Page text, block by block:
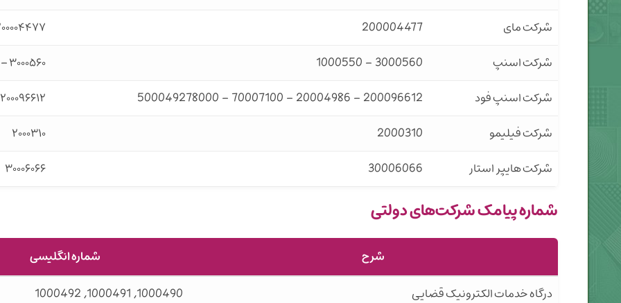
شرکت مای
200004477
شرکت اسنپ
3000560 – 1000550
۳۰۰۰۵۶۰ – ۱۰۰۰۵۵۰
شرکت اسنپ فود
200096612 – 20004986 – 70007100 – 500049278000
۲۰۰۰۹۶۶۱۲ – ۲۰۰۰۴۹۸۶ – ۷۰۰۰۷۱۰۰ – ۵۰۰۰۴۹۲۷۸۰۰۰
شرکت فیلیمو
2000310
۲۰۰۰۳۱۰
شرکت هایپر استار
30006066 ۳۰۰۰۶۰۶۶
شماره پیامک شرکت‌های دولتی
شرح
شماره انگلیسی
درگاه خدمات الکترونیک قضایی
1000490, 1000491, 1000492